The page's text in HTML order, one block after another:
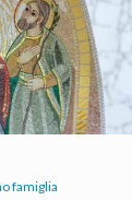
famiglia